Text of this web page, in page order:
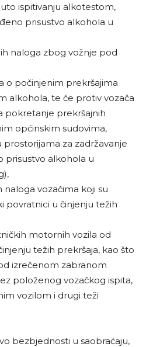
ispitivanju alkotestom,
prisustvo alkohola u
naloga zbog vožnje pod
o počinjenim prekršajima
alkohola, te će protiv vozača
pokretanje prekršajnih
općinskim sudovima,
prostorijama za zadržavanje
prisustvo alkohola u
vozačima koji su
povratnici u činjenju težih
motornih vozila od
težih prekršaja, kao što
izrečenom zabranom
položenog vozačkog ispita,
vozilom i drugi teži
bezbjednosti u saobraćaju,